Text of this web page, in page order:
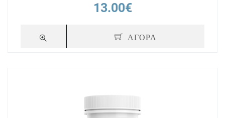
13.00€
ΑΓΟΡΑ